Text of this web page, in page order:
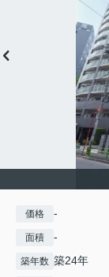
価格 -
面積 -
築年数 築24年